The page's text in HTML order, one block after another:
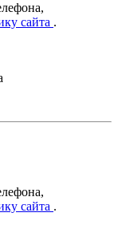
сайта .
сайта .